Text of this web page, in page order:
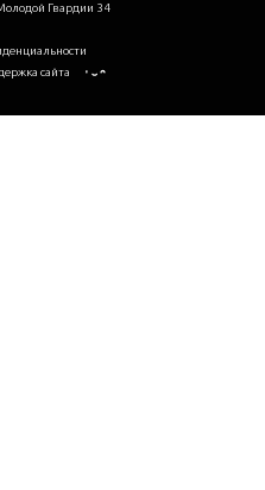
Гвардии 34
сайта